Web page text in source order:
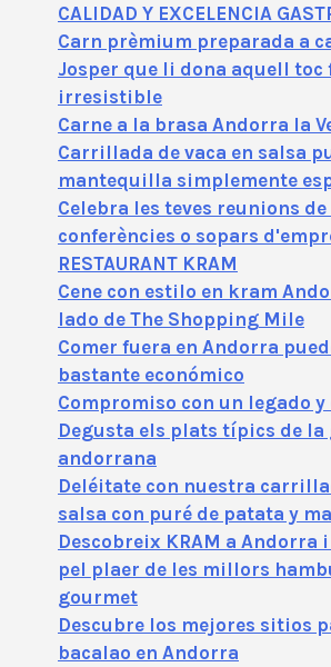
CALIDAD Y EXCELENCIA
Carn prèmium preparada a
Josper que li dona aquell toc
irresistible
Carne a la brasa Andorra la
Carrillada de vaca en salsa
mantequilla simplemente
Celebra les teves reunions
conferències o sopars
RESTAURANT KRAM
Cene con estilo en kram
lado de The Shopping Mile
Comer fuera en Andorra
bastante económico
Compromiso con un legado
Degusta els plats típics de
andorrana
Deléitate con nuestra
salsa con puré de patata y
Descobreix KRAM a
pel plaer de les millors
gourmet
Descubre los mejores sitios
bacalao en Andorra